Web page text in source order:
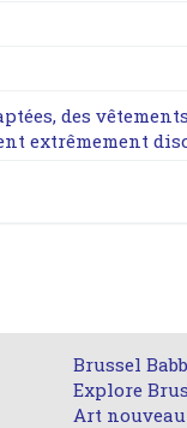
des vêtements
extrêmement
Brussel
Explore
Art